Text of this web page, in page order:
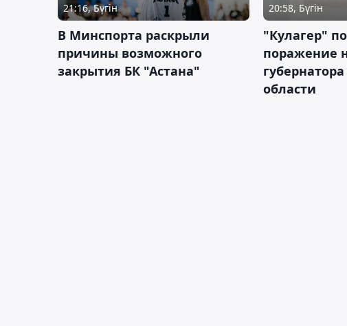
21:16, Бүгін
В Минспорта раскрыли
причины возможного
закрытия БК "Астана"
20:58, Бүгін
"Кулагер"
поражение
области